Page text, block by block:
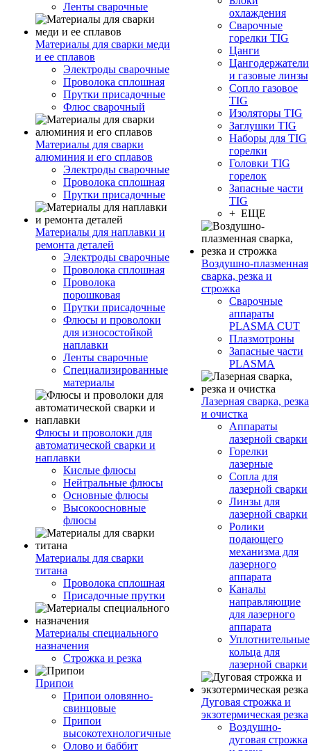
Ленты сварочные
Материалы для сварки меди
и ее сплавов
Электроды сварочные
Проволока сплошная
Прутки присадочные
Флюс сварочный
Материалы для сварки
алюминия и его сплавов
Электроды сварочные
Проволока сплошная
Прутки присадочные
Материалы для наплавки и
ремонта деталей
Электроды сварочные
Проволока сплошная
Проволока
порошковая
Прутки присадочные
Флюсы и проволоки
для износостойкой
наплавки
Ленты сварочные
Специализированные
материалы
Флюсы и проволоки для
автоматической сварки и
наплавки
Кислые флюсы
Нейтральные флюсы
Основные флюсы
Высокоосновные
флюсы
Материалы для сварки
титана
Проволока сплошная
Присадочные прутки
Материалы специального
назначения
Строжка и резка
Припои
Припои оловянно-
свинцовые
Припои
высокотехнологичные
Олово и баббит
охлаждения
Сварочные
горелки TIG
Цанги
Цангодержатели
и газовые линзы
Сопло газовое
TIG
Изоляторы TIG
Заглушки TIG
Наборы для TIG
горелки
Головки TIG
горелок
Запасные части
TIG
+ ЕЩЕ
Воздушно-плазменная
сварка, резка и
строжка
Сварочные
аппараты
PLASMA CUT
Плазмотроны
Запасные части
PLASMA
Лазерная сварка, резка
и очистка
Аппараты
лазерной сварки
Горелки
лазерные
Сопла для
лазерной сварки
Линзы для
лазерной сварки
Ролики
подающего
механизма для
лазерного
аппарата
Каналы
направляющие
для лазерного
аппарата
Уплотнительные
кольца для
лазерной сварки
Дуговая строжка и
экзотермическая резка
Воздушно-
дуговая строжка